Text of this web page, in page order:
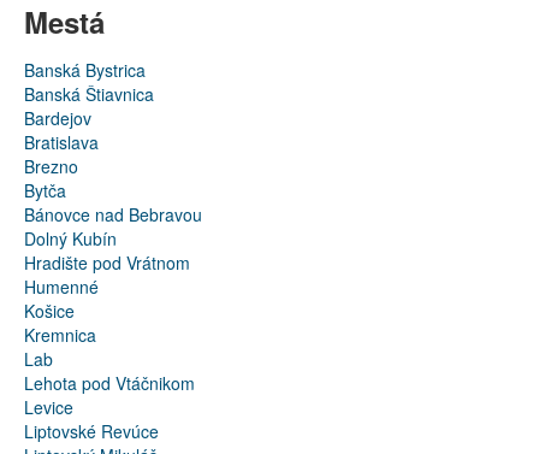
Mestá
Banská Bystrica
Banská Štiavnica
Bardejov
Bratislava
Brezno
Bytča
Bánovce nad Bebravou
Dolný Kubín
Hradište pod Vrátnom
Humenné
Košice
Kremnica
Lab
Lehota pod Vtáčnikom
Levice
Liptovské Revúce